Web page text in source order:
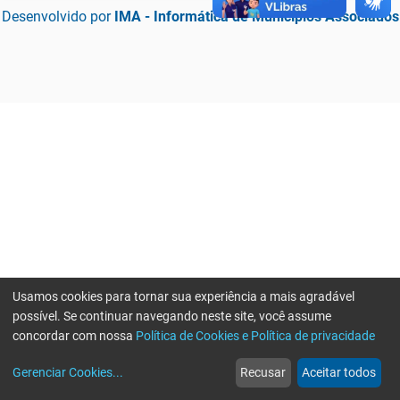
Desenvolvido por IMA - Informática de Municípios Associados
web
Notícias
more_horiz
Mais
Usamos cookies para tornar sua experiência a mais agradável
possível. Se continuar navegando neste site, você assume
concordar com nossa Política de Cookies e Política de privacidade
Gerenciar Cookies... Recusar Aceitar todos
Erro ao enviar informações, por favor tente novamente